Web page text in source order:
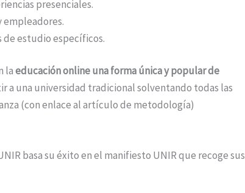
presenciales.
empleadores.
de estudio específicos.
laeducación online una forma única y popular de
a una universidad tradicional solventando todas las
(con enlace al artículo de metodología)
basa su éxito en el manifiesto UNIR que recoge sus